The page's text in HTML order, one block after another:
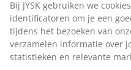
Specificaties
Bij JYSK gebruiken we
identificatoren om je een
tijdens het bezoeken van
verzamelen informatie over